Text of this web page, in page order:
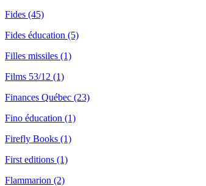
Fides (45)
Fides éducation (5)
Filles missiles (1)
Films 53/12 (1)
Finances Québec (23)
Fino éducation (1)
Firefly Books (1)
First editions (1)
Flammarion (2)